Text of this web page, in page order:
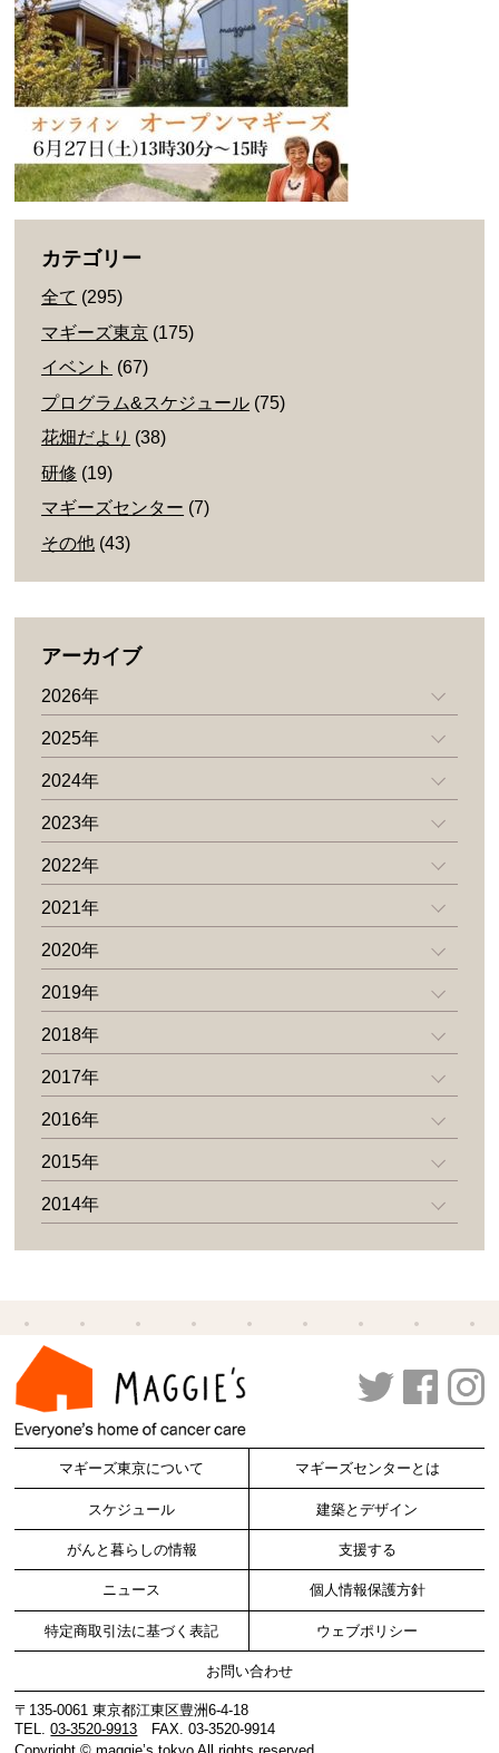
カテゴリー
全て (295)
マギーズ東京 (175)
イベント (67)
プログラム&スケジュール (75)
花畑だより (38)
研修 (19)
マギーズセンター (7)
その他 (43)
アーカイブ
2026年
2025年
2024年
2023年
2022年
2021年
2020年
2019年
2018年
2017年
2016年
2015年
2014年
マギーズ東京について マギーズセンターとは
スケジュール 建築とデザイン
がんと暮らしの情報 支援する
ニュース 個人情報保護方針
特定商取引法に基づく表記 ウェブポリシー
お問い合わせ
〒135-0061 東京都江東区豊洲6-4-18
TEL.03-3520-9913 FAX. 03-3520-9914